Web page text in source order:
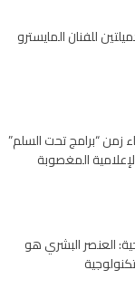
للفنان المايسترو
زمن “برامج تحت السلم”
المغصوبة
العنصر البشري هو